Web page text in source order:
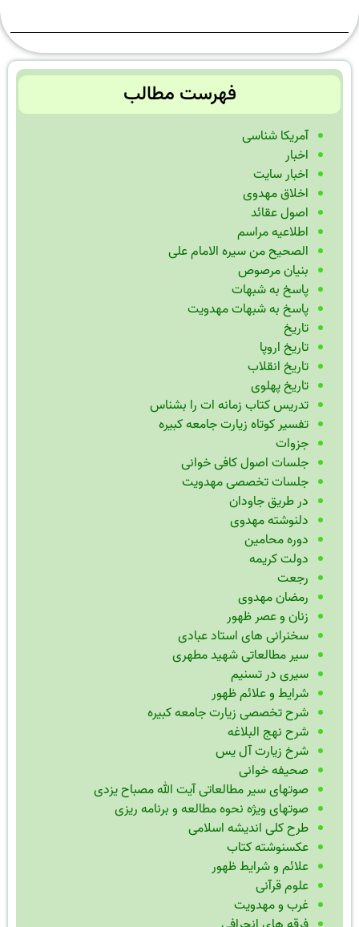
فهرست مطالب
آمریکا شناسی
اخبار
اخبار سایت
اخلاق مهدوی
اصول عقائد
اطلاعیه مراسم
الصحیح من سیره الامام علی
بنیان مرصوص
پاسخ به شبهات
پاسخ به شبهات مهدویت
تاریخ
تاریخ اروپا
تاریخ انقلاب
تاریخ پهلوی
تدریس کتاب زمانه ات را بشناس
تفسیر کوتاه زیارت جامعه کبیره
جزوات
جلسات اصول کافی خوانی
جلسات تخصصی مهدویت
در طریق جاودان
دلنوشته مهدوی
دوره محامین
دولت کریمه
رجعت
رمضان مهدوی
زنان و عصر ظهور
سخنرانی های استاد عبادی
سیر مطالعاتی شهید مطهری
سیری در تسنیم
شرایط و علائم ظهور
شرح تخصصی زیارت جامعه کبیره
شرح نهج البلاغه
شرخ زیارت آل یس
صحیفه خوانی
صوتهای سیر مطالعاتی آیت الله مصباح یزدی
صوتهای ویژه نحوه مطالعه و برنامه ریزی
طرح کلی اندیشه اسلامی
عکسنوشته کتاب
علائم و شرایط ظهور
علوم قرآنی
غرب و مهدویت